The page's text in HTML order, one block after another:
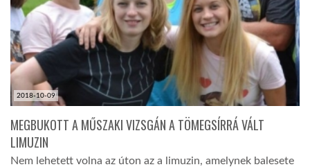
GLOBOBOOK
2018-10-09
MEGBUKOTT A MŰSZAKI VIZSGÁN A TÖMEGSÍRRÁ VÁLT
LIMUZIN
Nem lehetett volna az úton az a limuzin, amelynek balesete